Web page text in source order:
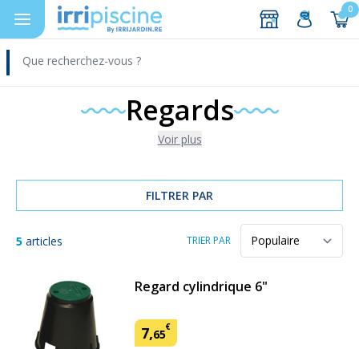
0
DEVIS
Regards
Voir plus
FILTRER PAR
TRIER PAR
5 articles
Regard cylindrique 6"
7,65€